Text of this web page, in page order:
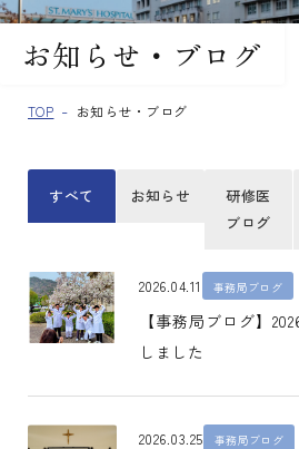
お知らせ・ブログ
TOP お知らせ・ブログ
すべて お知らせ
研修医
ブログ
2026.04.11 事務局ブログ
【事務局ブログ】
しました
2026.03.25 事務局ブログ